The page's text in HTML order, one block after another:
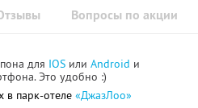
Вопросы по акции
для IOS или Android и
Это удобно :)
в парк-отеле «ДжазЛоо»